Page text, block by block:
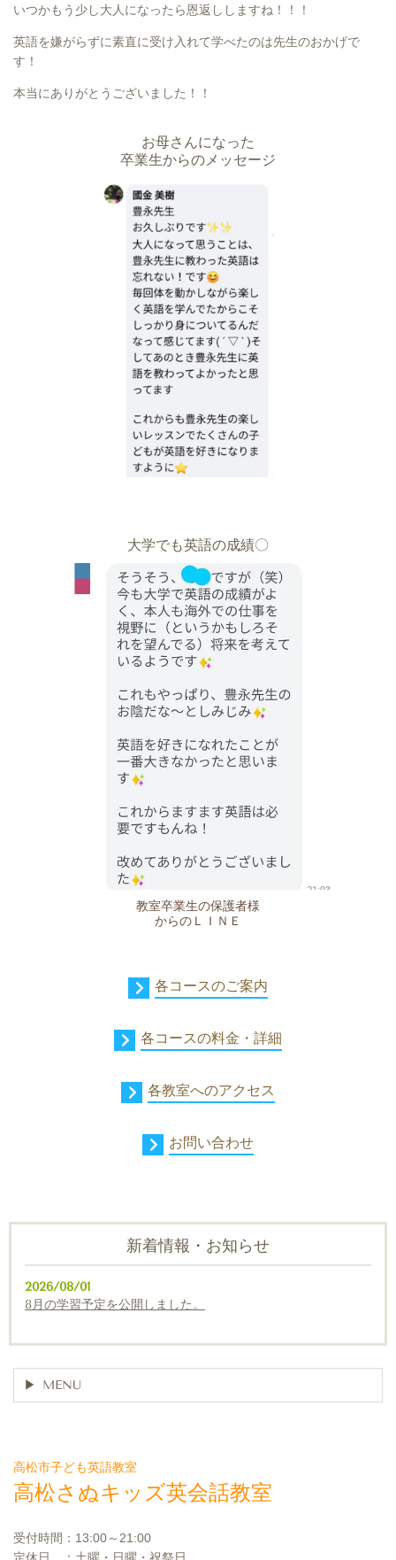
いつかもう少し大人になったら恩返ししますね！！！
英語を嫌がらずに素直に受け入れて学べたのは先生のおかげで
す！
本当にありがとうございました！！
お母さんになった
卒業生からのメッセージ
大学でも英語の成績〇
教室卒業生の保護者様
からのＬＩＮＥ
各コースのご案内
各コースの料金・詳細
各教室へのアクセス
お問い合わせ
新着情報・お知らせ
2026/08/01
8月の学習予定を公開しました。
MENU
高松市子ども英語教室
高松さぬキッズ英会話教室
受付時間：13:00～21:00
定休日 ：土曜・日曜・祝祭日